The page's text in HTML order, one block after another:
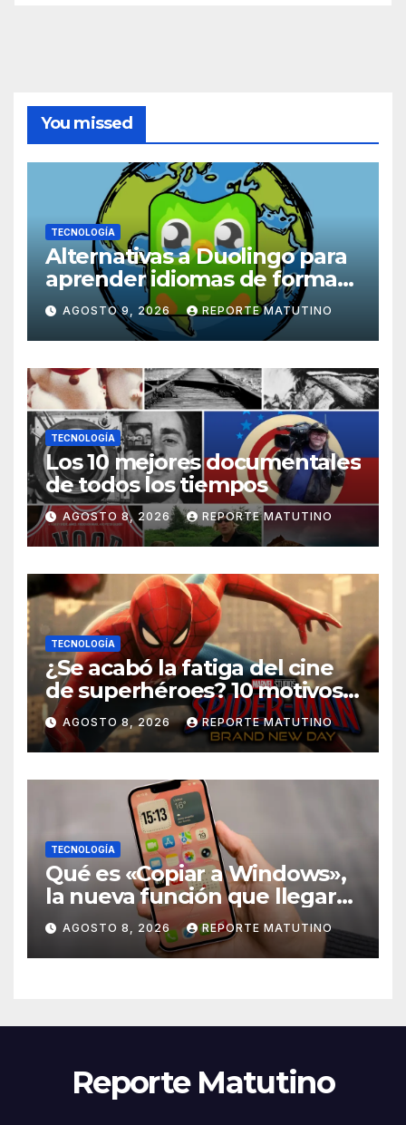
You missed
TECNOLOGÍA
Alternativas a Duolingo para
aprender idiomas de forma
práctica, inmersiva y divertida
AGOSTO 9, 2026 REPORTE MATUTINO
TECNOLOGÍA
Los 10 mejores documentales
de todos los tiempos
AGOSTO 8, 2026 REPORTE MATUTINO
TECNOLOGÍA
¿Se acabó la fatiga del cine
de superhéroes? 10 motivos
por los que ‘Spider-Man:
Brand New Day» desmiente
esa teoría
AGOSTO 8, 2026 REPORTE MATUTINO
TECNOLOGÍA
Qué es «Copiar a Windows»,
la nueva función que llegará
al iPhone solo para Europa
AGOSTO 8, 2026 REPORTE MATUTINO
Reporte Matutino